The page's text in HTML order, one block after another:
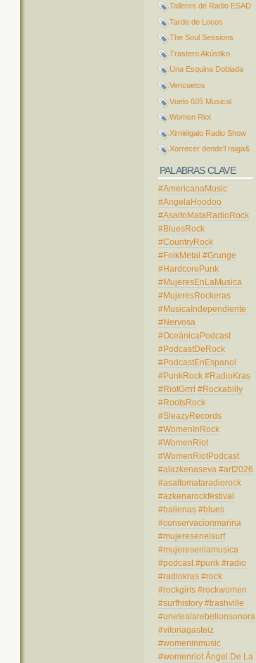
Talleres de Radio ESAD
Tarde de Locos
The Soul Sessions
Trastero Akústiko
Una Esquina Doblada
Vericuetos
Vuelo 605 Musical
Women Riot
Ximiélgalo Radio Show
Xorrecer dende'l raiga&
PALABRAS CLAVE
#AmericanaMusic
#AngelaHoodoo
#AsaltoMataRadioRock
#BluesRock
#CountryRock
#FolkMetal #Grunge
#HardcorePunk
#MujeresEnLaMusica
#MujeresRockeras
#MusicaIndependiente
#Nervosa
#OceánicaPodcast
#PodcastDeRock
#PodcastEnEspanol
#PunkRock #RadioKras
#RiotGrrrl #Rockabilly
#RootsRock
#SleazyRecords
#WomenInRock
#WomenRiot
#WomenRiotPodcast
#alazkenaseva #arf2026
#asaltomataradiorock
#azkenarockfestival
#ballenas #blues
#conservacionmarina
#mujeresenelsurf
#mujeresenlamusica
#podcast #punk #radio
#radiokras #rock
#rockgirls #rockwomen
#surfhistory #trashville
#unetealarebelionsonora
#vitoriagasteiz
#womeninmusic
#womenriot Ángel De La